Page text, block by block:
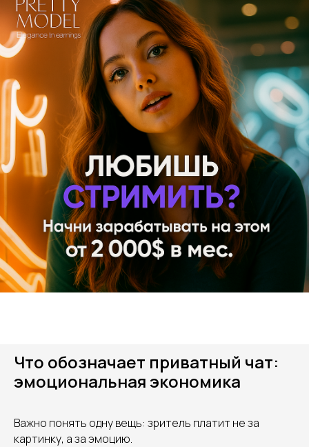
Что обозначает приватный чат:
эмоциональная экономика
Важно понять одну вещь: зритель платит не за
картинку, а за эмоцию.